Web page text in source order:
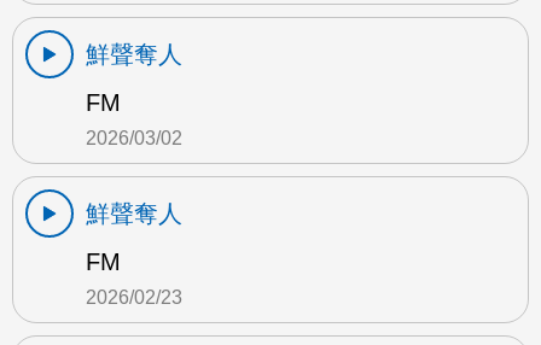
鮮聲奪人
FM
2026/03/02
鮮聲奪人
FM
2026/02/23